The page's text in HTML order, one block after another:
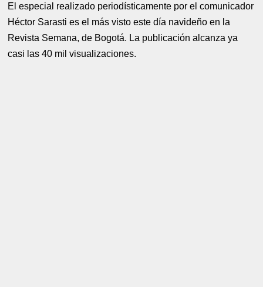
El especial realizado periodísticamente por el comunicador
Héctor Sarasti es el más visto este día navideño en la
Revista Semana, de Bogotá. La publicación alcanza ya
casi las 40 mil visualizaciones.